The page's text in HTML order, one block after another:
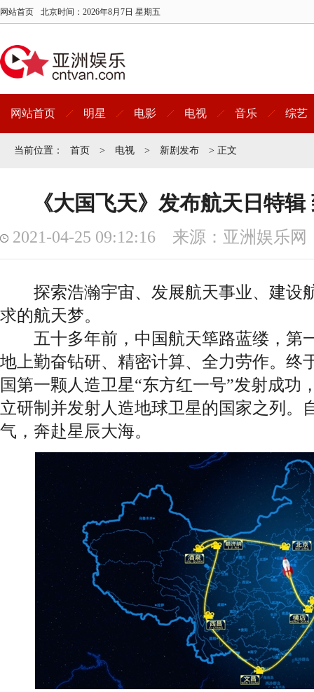
网站首页 北京时间： 2026年8月7日 星期五
网站首页 明星 电影 电视 音乐 综艺
当前位置： 首页 > 电视 > 新剧发布 > 正文
《大国飞天》发布航天日特
2021-04-25 09:12:16 来源：亚洲娱乐网
探索浩瀚宇宙、发展航天事业、建设
求的航天梦。
五十多年前，中国航天筚路蓝缕，第
地上勤奋钻研、精密计算、全力劳作。终
国第一颗人造卫星“东方红一号”发射成功
立研制并发射人造地球卫星的国家之列。
气，奔赴星辰大海。